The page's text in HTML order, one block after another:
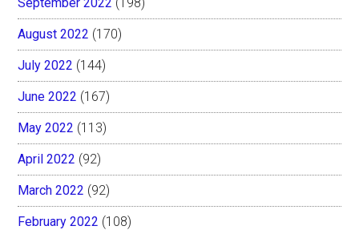
August 2022 (170)
July 2022 (144)
June 2022 (167)
May 2022 (113)
April 2022 (92)
March 2022 (92)
February 2022 (108)